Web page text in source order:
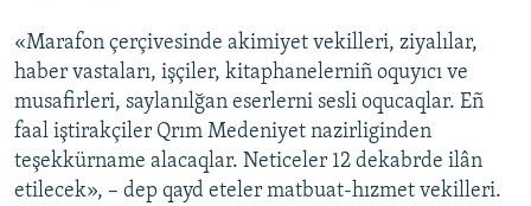
«Marafon çerçivesinde akimiyet vekilleri, ziyalılar,
haber vastaları, işçiler, kitaphanelerniñ oquyıcı ve
musafirleri, saylanılğan eserlerni sesli oqucaqlar. Eñ
faal iştirakçiler Qrım Medeniyet nazirliginden
teşekkürname alacaqlar. Neticeler 12 dekabrde ilân
etilecek», – dep qayd eteler matbuat-hızmet vekilleri.